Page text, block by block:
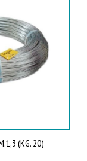
(KG. 20)